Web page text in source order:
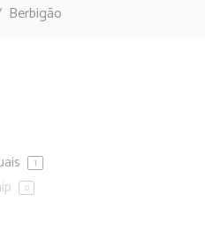
Berbigão
1
0